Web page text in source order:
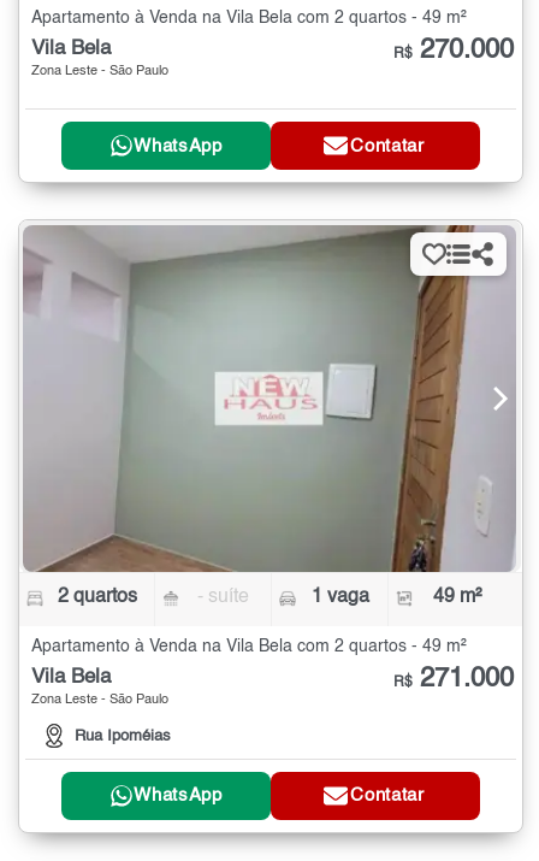
Apartamento à Venda na Vila Bela com 2 quartos - 49 m²
Vila Bela
Zona Leste - São Paulo
R$ 270.000
WhatsApp Contatar
2 quartos - suíte 1 vaga 49 m²
Apartamento à Venda na Vila Bela com 2 quartos - 49 m²
Vila Bela
Zona Leste - São Paulo
Rua Ipoméias
R$ 271.000
WhatsApp Contatar